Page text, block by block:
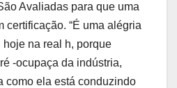
Avaliadas para que uma
certificação. “É uma alégria
na real h, porque
-ocupaça da indústria,
como ela está conduzindo